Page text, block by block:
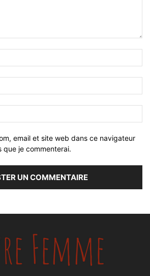
email et site web dans ce navigateur
que je commenterai.